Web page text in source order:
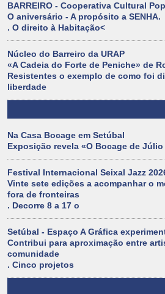
BARREIRO - Cooperativa Cultural
O aniversário - A propósito a SENHA.
. O direito à Habitação<
Núcleo do Barreiro da URAP
«A Cadeia do Forte de Peniche» de
Resistentes o exemplo de como foi
liberdade
Na Casa Bocage em Setúbal
Exposição revela «O Bocage de Júlio
Festival Internacional Seixal Jazz
Vinte sete edições a acompanhar o
fora de fronteiras
. Decorre 8 a 17 o
Setúbal - Espaço A Gráfica
Contribui para aproximação entre
comunidade
. Cinco projetos